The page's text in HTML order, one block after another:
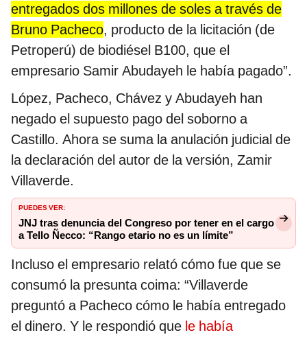
entregados dos millones de soles a través de
Bruno Pacheco, producto de la licitación (de
Petroperú) de biodiésel B100, que el
empresario Samir Abudayeh le había pagado”.
López, Pacheco, Chávez y Abudayeh han
negado el supuesto pago del soborno a
Castillo. Ahora se suma la anulación judicial de
la declaración del autor de la versión, Zamir
Villaverde.
PUEDES VER:
JNJ tras denuncia del Congreso por tener en el cargo
a Tello Ñecco: “Rango etario no es un límite”
Incluso el empresario relató cómo fue que se
consumó la presunta coima: “Villaverde
preguntó a Pacheco cómo le había entregado
el dinero. Y le respondió que le había